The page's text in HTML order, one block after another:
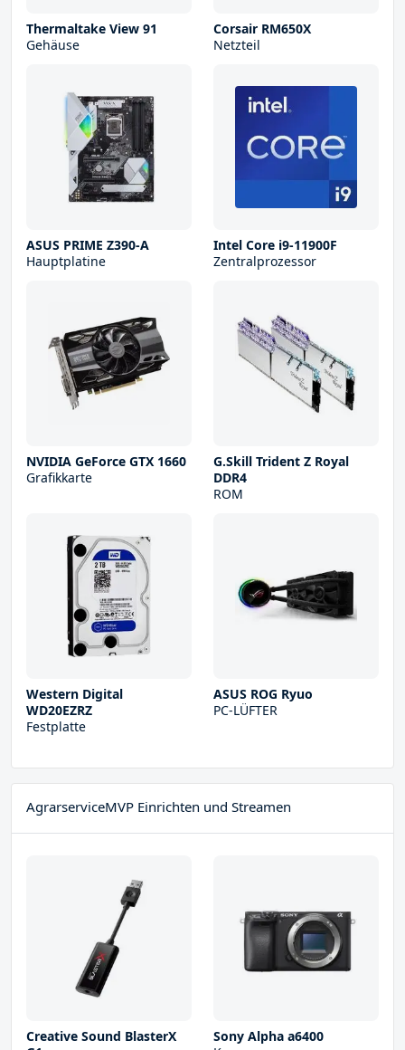
Thermaltake View 91
Gehäuse
Corsair RM650X
Netzteil
ASUS PRIME Z390-A
Hauptplatine
Intel Core i9-11900F
Zentralprozessor
NVIDIA GeForce GTX 1660
Grafikkarte
G.Skill Trident Z Royal
DDR4
ROM
Western Digital
WD20EZRZ
Festplatte
ASUS ROG Ryuo
PC-LÜFTER
AgrarserviceMVP Einrichten und Streamen
Creative Sound BlasterX
Sony Alpha a6400